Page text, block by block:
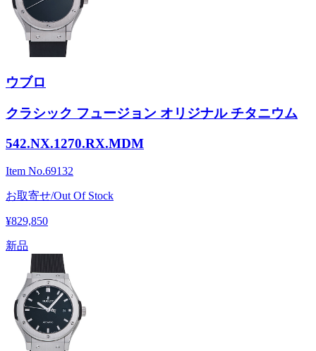
ウブロ
クラシック フュージョン オリジナル チタニウム
542.NX.1270.RX.MDM
Item No.69132
お取寄せ/Out Of Stock
¥829,850
新品